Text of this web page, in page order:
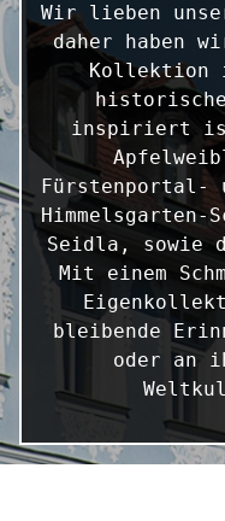
Wir lieben
daher haben
Kollektion
inspiriert
Fürstenportal-
Himmelsgarten-
Seidla, sowie
Mit einem
bleibende
oder an